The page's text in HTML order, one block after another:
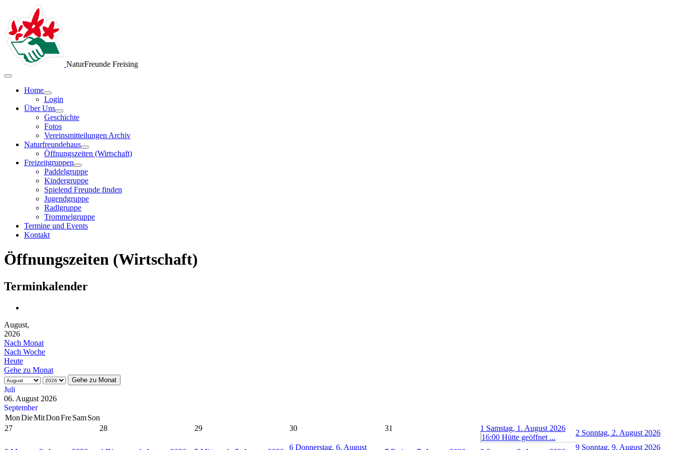
NaturFreunde Freising
Home
Login
Über Uns
Geschichte
Fotos
Vereinsmitteilungen Archiv
Naturfreundehaus
Öffnungszeiten (Wirtschaft)
Freizeitgruppen
Paddelgruppe
Kindergruppe
Spielend Freunde finden
Jugendgruppe
Radlgruppe
Trommelgruppe
Termine und Events
Kontakt
Öffnungszeiten (Wirtschaft)
Terminkalender
August,
2026
Nach Monat
Nach Woche
Heute
Gehe zu Monat
Gehe zu Monat
Juli
06. August 2026
September
MonDieMitDonFreSamSon
27
28 29 30 31 1 Samstag, 1. August 2026
16:00 Hütte geöffnet ...
2 Sonntag, 2. August 2026
6 Donnerstag, 6. August 9 Sonntag, 9. August 2026